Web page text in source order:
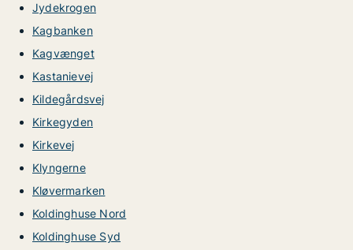
Jydekrogen
Kagbanken
Kagvænget
Kastanievej
Kildegårdsvej
Kirkegyden
Kirkevej
Klyngerne
Kløvermarken
Koldinghuse Nord
Koldinghuse Syd